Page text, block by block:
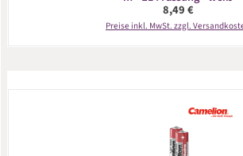
Regulärer Preis:
8,49 €
Preise inkl. MwSt. zzgl.